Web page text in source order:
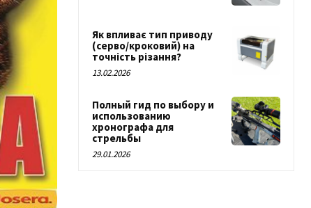
Як впливає тип приводу
(серво/кроковий) на
точність різання?
13.02.2026
Полный гид по выбору и
использованию
хронографа для
стрельбы
29.01.2026